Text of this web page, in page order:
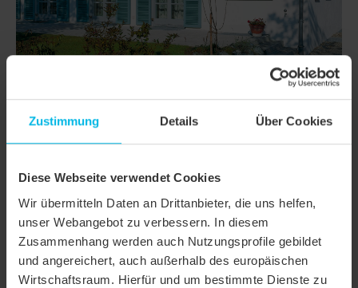
Zustimmung Details Über Cookies
Diese Webseite verwendet Cookies
Wir übermitteln Daten an Drittanbieter, die uns helfen,
unser Webangebot zu verbessern. In diesem
Zusammenhang werden auch Nutzungsprofile gebildet
und angereichert, auch außerhalb des europäischen
Wirtschaftsraum. Hierfür und um bestimmte Dienste zu
Famiglia di
prodotto
Tegola marsigliese/tegola marsigliese a
doppia conca
Gruppo prodotto